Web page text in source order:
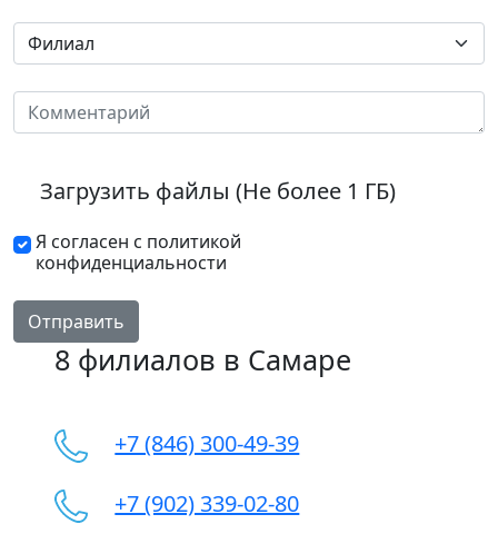
Загрузить файлы (Не более 1 ГБ)
Я согласен с политикой
конфиденциальности
Отправить
8 филиалов в Самаре
+7 (846) 300-49-39
+7 (902) 339-02-80